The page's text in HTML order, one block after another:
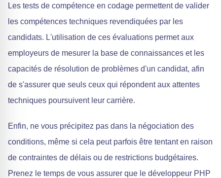
Les tests de compétence en codage permettent de valider
les compétences techniques revendiquées par les
candidats. L'utilisation de ces évaluations permet aux
employeurs de mesurer la base de connaissances et les
capacités de résolution de problèmes d'un candidat, afin
de s'assurer que seuls ceux qui répondent aux attentes
techniques poursuivent leur carrière.
Enfin, ne vous précipitez pas dans la négociation des
conditions, même si cela peut parfois être tentant en raison
de contraintes de délais ou de restrictions budgétaires.
Prenez le temps de vous assurer que le développeur PHP